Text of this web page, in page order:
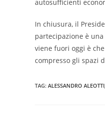
autosufficienti
In chiusura, il
partecipazione è
viene fuori oggi è
compresso gli spazi
TAG: ALESSANDRO ALEOTTI